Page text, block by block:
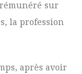
sur
la profession
après avoir